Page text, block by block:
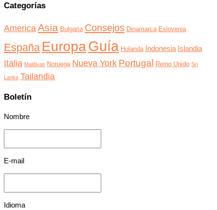
Categorías
America Asia Bulgaria Consejos Dinamarca Eslovenia
España EuropaGuía Holanda Indonesia Islandia
Italia Maldivas Noruega Nueva York Portugal Reino Unido Sri
Lanka Tailandia
Boletín
Nombre
E-mail
Idioma